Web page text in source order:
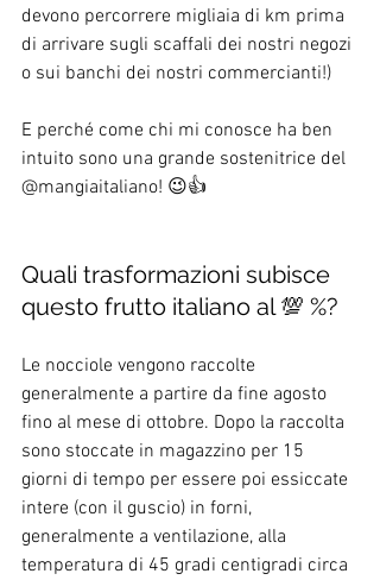
devono percorrere migliaia di km prima
di arrivare sugli scaffali dei nostri negozi
o sui banchi dei nostri commercianti!)
E perché come chi mi conosce ha ben
intuito sono una grande sostenitrice del
@mangiaitaliano! 😉👍
Quali trasformazioni subisce
questo frutto italiano al 💯 %?
Le nocciole vengono raccolte
generalmente a partire da fine agosto
fino al mese di ottobre. Dopo la raccolta
sono stoccate in magazzino per 15
giorni di tempo per essere poi essiccate
intere (con il guscio) in forni,
generalmente a ventilazione, alla
temperatura di 45 gradi centigradi circa